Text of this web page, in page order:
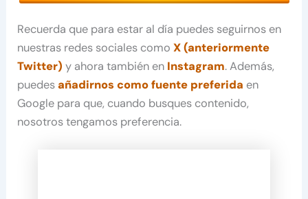
Recuerda que para estar al día puedes seguirnos en
nuestras redes sociales comoX (anteriormente
Twitter) y ahora también en Instagram. Además,
puedesañadirnos como fuente preferida en
Google para que, cuando busques contenido,
nosotros tengamos preferencia.